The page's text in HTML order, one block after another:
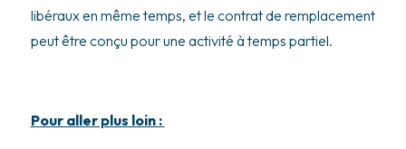
libéraux en même temps, et le contrat de remplacement
peut être conçu pour une activité à temps partiel.
Pour aller plus loin :